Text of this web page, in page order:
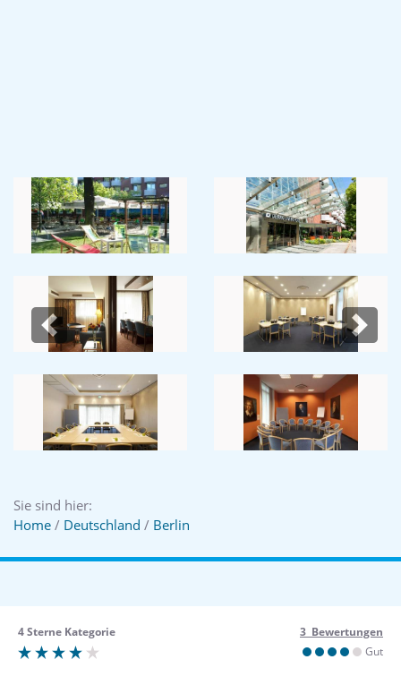
Previous Next
Sie sind hier:
Home / Deutschland / Berlin
4 Sterne Kategorie
3 Bewertungen
Gut